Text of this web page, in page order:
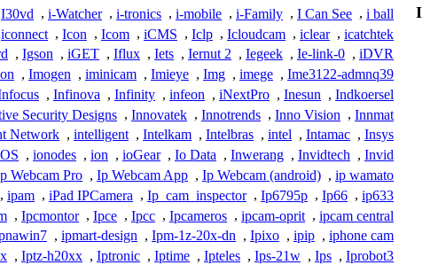
I
i ball
,
I Can See
,
i-Family
,
i-mobile
,
i-tronics
,
i-Watcher
,
I30vd
icatchtek
,
iclear
,
Icloudcam
,
Iclp
,
iCMS
,
Icom
,
Icon
,
iconnect
iDVR
,
Ie-link-0
,
Iegeek
,
Iernut 2
,
Iets
,
Iflux
,
iGET
,
Igson
,
Ime3122-admnq39
,
imege
,
Img
,
Imieye
,
iminicam
,
Imogen
,
Indkoersel
,
Inesun
,
iNextPro
,
infeon
,
Infinity
,
Infinova
,
Innmat
,
Inno Vision
,
Innotrends
,
Innovatek
,
Security Designs
Insys
,
Intamac
,
intel
,
Intelbras
,
Intelkam
,
intelligent
,
Network
Invid
,
Invidtech
,
Inwerang
,
Io Data
,
ioGear
,
ion
,
ionodes
,
ip wamato
,
Ip Webcam (android)
,
Ip Webcam App
,
Webcam Pro
ip633
,
Ip66
,
Ip6795p
,
Ip_cam_inspector
,
iPad IPCamera
,
ipam
,
ipcam central
,
ipcam-oprit
,
Ipcameros
,
Ipcc
,
Ipce
,
Ipcmontor
,
iphone cam
,
ipip
,
Ipixo
,
Ipm-1z-20x-dn
,
ipmart-design
,
Iprobot3
,
Ips
,
Ips-21w
,
Ipteles
,
Iptime
,
Iptronic
,
Iptz-h20xx
,